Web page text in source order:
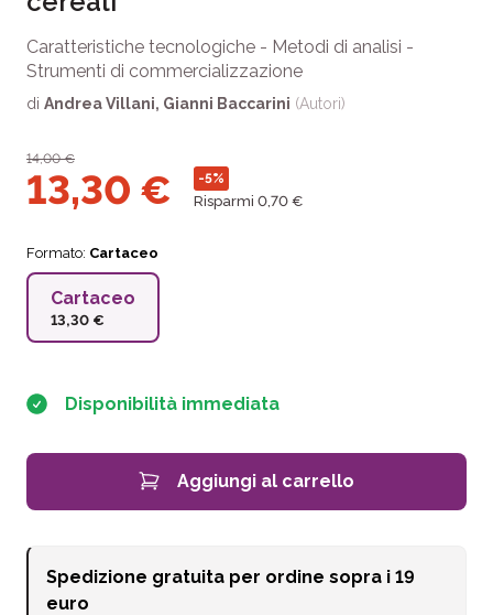
Caratteristiche tecnologiche - Metodi di analisi -
Strumenti di commercializzazione
di Andrea Villani, Gianni Baccarini (Autori)
14,00€
13,30 € -5%
Risparmi 0,70 €
Formato: Cartaceo
Cartaceo
13,30 €
Disponibilità immediata
Aggiungi al carrello
Spedizione gratuita per ordine sopra i 19
euro